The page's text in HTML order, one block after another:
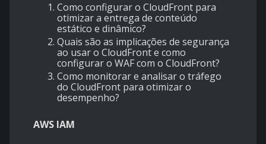
Como configurar o CloudFront para
otimizar a entrega de conteúdo
estático e dinâmico?
Quais são as implicações de segurança
ao usar o CloudFront e como
configurar o WAF com o CloudFront?
Como monitorar e analisar o tráfego
do CloudFront para otimizar o
desempenho?
AWS IAM